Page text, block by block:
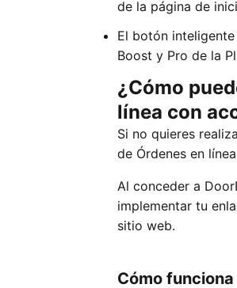
de la página de
El botón
Boost y Pro de la
¿Cómo
línea con
Si no quieres
de Órdenes en
Al conceder a
implementar tu
sitio web.
Cómo funciona